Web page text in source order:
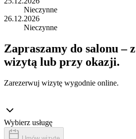
Nieczynne
26.12.2026
Nieczynne
Zapraszamy do salonu –
wizytą lub przy okazji.
Zarezerwuj wizytę wygodnie online.
Wybierz usługę